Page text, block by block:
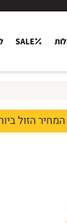
SALE לפי
הזול ביותר!!